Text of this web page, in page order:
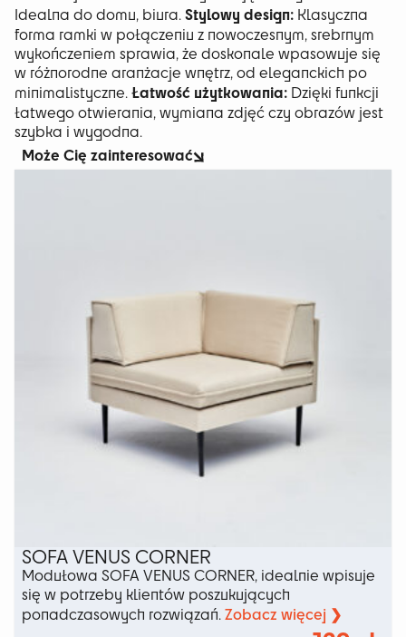
Idealna do domu, biura. Stylowy design: Klasyczna
forma ramki w połączeniu z nowoczesnym, srebrnym
wykończeniem sprawia, że doskonale wpasowuje się
w różnorodne aranżacje wnętrz, od eleganckich po
minimalistyczne. Łatwość użytkowania: Dzięki funkcji
łatwego otwierania, wymiana zdjęć czy obrazów jest
szybka i wygodna.
Może Cię zainteresować
SOFA VENUS CORNER
Modułowa SOFA VENUS CORNER, idealnie wpisuje
się w potrzeby klientów poszukujących
ponadczasowych rozwiązań. Zobacz więcej ❯